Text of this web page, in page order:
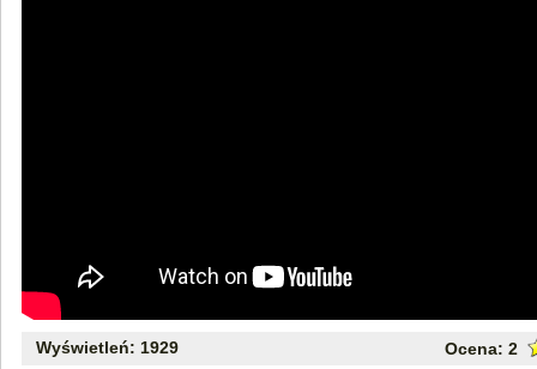
Wyświetleń: 1929 Ocena: 2